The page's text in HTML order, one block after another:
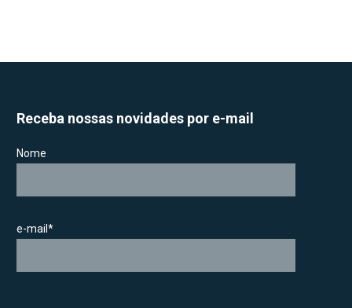
Receba nossas novidades por e-mail
Nome
e-mail*